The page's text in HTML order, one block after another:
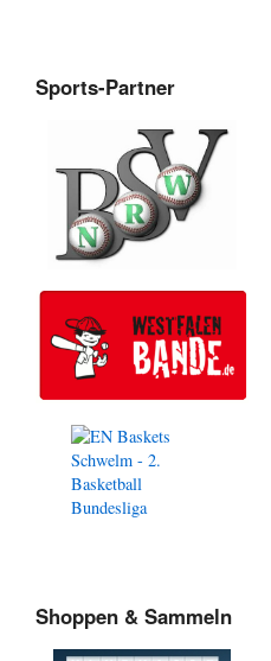
Sports-Partner
Shoppen & Sammeln